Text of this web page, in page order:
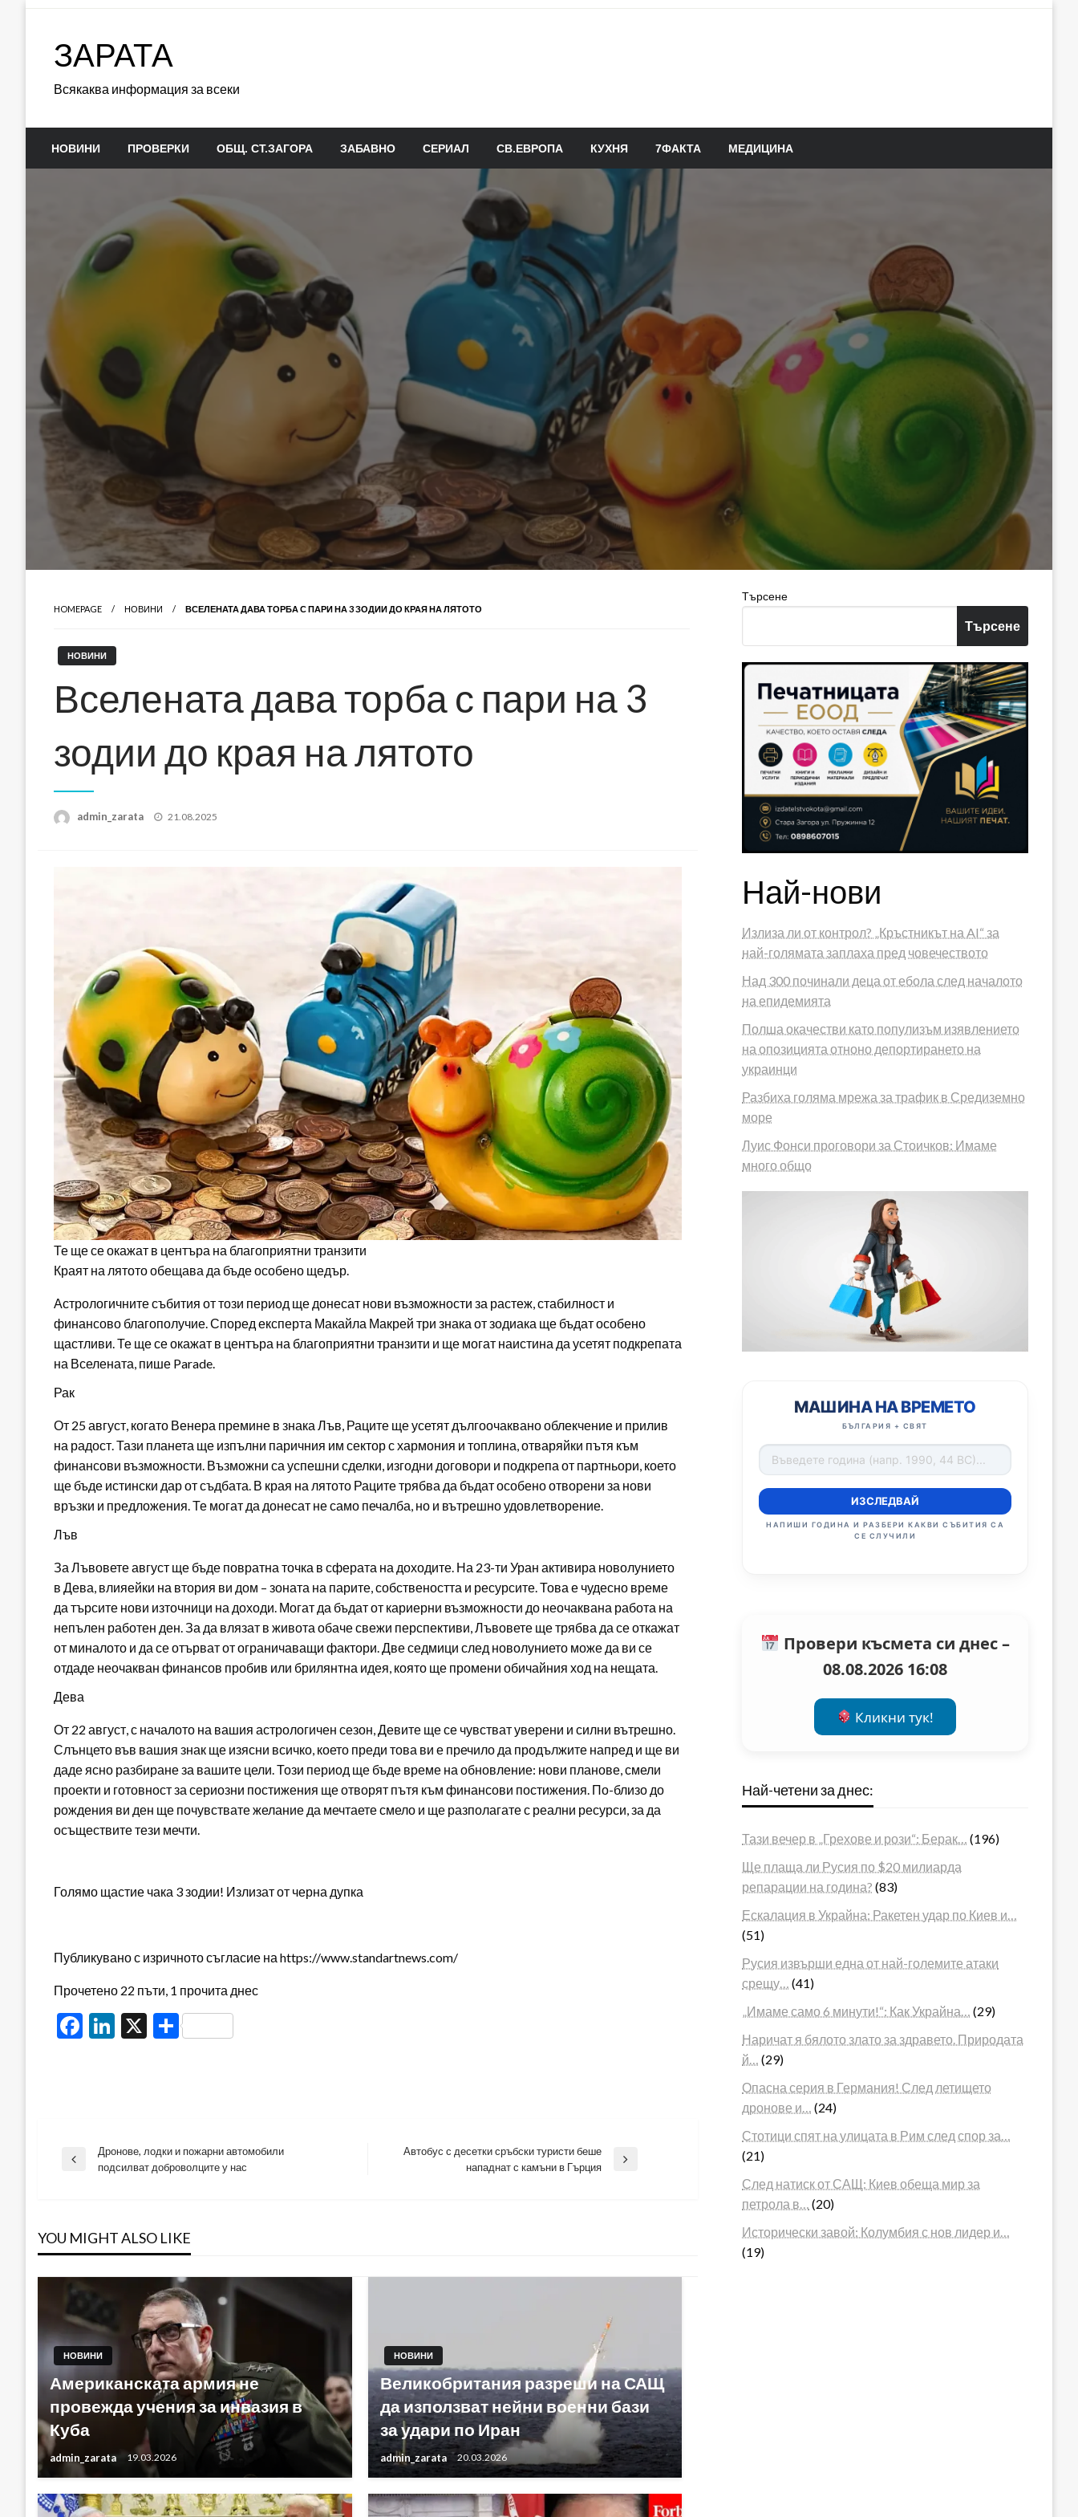
ЗАРАТА
Всякаква информация за всеки
НОВИНИ ПРОВЕРКИ ОБЩ. СТ.ЗАГОРА ЗАБАВНО СЕРИАЛ СВ.ЕВРОПА КУХНЯ 7ФАКТА МЕДИЦИНА
HOMEPAGE НОВИНИ ВСЕЛЕНАТА ДАВА ТОРБА С ПАРИ НА 3 ЗОДИИ ДО КРАЯ НА ЛЯТОТО
НОВИНИ
Вселената дава торба с пари на 3
зодии до края на лятото
admin_zarata
Posted
21.08.2025
Те ще се окажат в центъра на благоприятни транзити
Краят на лятото обещава да бъде особено щедър.
Астрологичните събития от този период ще донесат нови възможности за растеж, стабилност и
финансово благополучие. Според експерта Макайла Макрей три знака от зодиака ще бъдат особено
щастливи. Те ще се окажат в центъра на благоприятни транзити и ще могат наистина да усетят подкрепата
на Вселената, пише Parade.
Рак
От 25 август, когато Венера премине в знака Лъв, Раците ще усетят дългоочаквано облекчение и прилив
на радост. Тази планета ще изпълни паричния им сектор с хармония и топлина, отваряйки пътя към
финансови възможности. Възможни са успешни сделки, изгодни договори и подкрепа от партньори, което
ще бъде истински дар от съдбата. В края на лятото Раците трябва да бъдат особено отворени за нови
връзки и предложения. Те могат да донесат не само печалба, но и вътрешно удовлетворение.
Лъв
За Лъвовете август ще бъде повратна точка в сферата на доходите. На 23-ти Уран активира новолунието
в Дева, влияейки на втория ви дом – зоната на парите, собствеността и ресурсите. Това е чудесно време
да търсите нови източници на доходи. Могат да бъдат от кариерни възможности до неочаквана работа на
непълен работен ден. За да влязат в живота обаче свежи перспективи, Лъвовете ще трябва да се откажат
от миналото и да се отърват от ограничаващи фактори. Две седмици след новолунието може да ви се
отдаде неочакван финансов пробив или брилянтна идея, която ще промени обичайния ход на нещата.
Дева
От 22 август, с началото на вашия астрологичен сезон, Девите ще се чувстват уверени и силни вътрешно.
Слънцето във вашия знак ще изясни всичко, което преди това ви е пречило да продължите напред и ще ви
даде ясно разбиране за вашите цели. Този период ще бъде време на обновление: нови планове, смели
проекти и готовност за сериозни постижения ще отворят пътя към финансови постижения. По-близо до
рождения ви ден ще почувствате желание да мечтаете смело и ще разполагате с реални ресурси, за да
осъществите тези мечти.
Голямо щастие чака 3 зодии! Излизат от черна дупка
Публикувано с изричното съгласие на https://www.standartnews.com/
Прочетено 22 пъти, 1 прочита днес
Facebook
LinkedIn
X Share
Навигация
Previous
Дронове, лодки и пожарни автомобили
подсилват доброволците у нас
Автобус с десетки сръбски туристи беше
нападнат с камъни в Гърция
YOU MIGHT ALSO LIKE
НОВИНИ
Американската армия не
провежда учения за инвазия в
Куба
admin_zarata 19.03.2026
НОВИНИ
Великобритания разреши на САЩ
да използват нейни военни бази
за удари по Иран
admin_zarata 20.03.2026
Търсене
Търсене
Най-нови
Излиза ли от контрол? „Кръстникът на AI“ за
най-голямата заплаха пред човечеството
Над 300 починали деца от ебола след началото
на епидемията
Полша окачестви като популизъм изявлението
на опозицията отноно депортирането на
украинци
Разбиха голяма мрежа за трафик в Средиземно
море
Луис Фонси проговори за Стоичков: Имаме
много общо
МАШИНА НА ВРЕМЕТО
БЪЛГАРИЯ + СВЯТ
ИЗСЛЕДВАЙ
НАПИШИ ГОДИНА И РАЗБЕРИ КАКВИ СЪБИТИЯ СА
СЕ СЛУЧИЛИ
Провери късмета си днес –
08.08.2026 16:08
Кликни тук!
Най-четени за днес:
Тази вечер в „Грехове и рози“: Берак…
(196)
Ще плаща ли Русия по $20 милиарда
репарации на година? (83)
Ескалация в Украйна: Ракетен удар по Киев и…
(51)
Русия извърши една от най-големите атаки
срещу…
(41)
„Имаме само 6 минути!“: Как Украйна…
(29)
Наричат я бялото злато за здравето. Природата
й…
(29)
Опасна серия в Германия! След летището
дронове и…
(24)
Стотици спят на улицата в Рим след спор за…
(21)
След натиск от САЩ: Киев обеща мир за
петрола в…
(20)
Исторически завой: Колумбия с нов лидер и…
(19)